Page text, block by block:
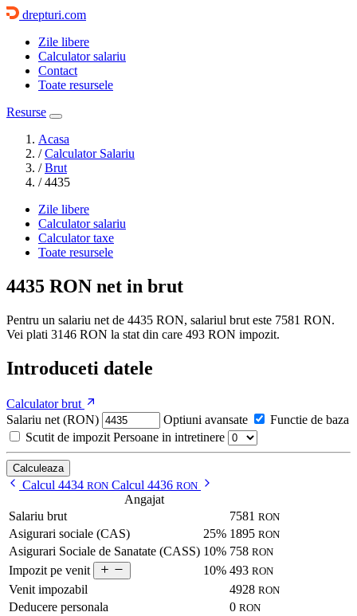
drepturi.com
Zile libere
Calculator salariu
Contact
Toate resursele
Resurse
Acasa
/ Calculator Salariu
/ Brut
/ 4435
Zile libere
Calculator salariu
Calculator taxe
Toate resursele
4435 RON net in brut
Pentru un salariu net de 4435 RON, salariul brut este 7581 RON.
Vei plati 3146 RON la stat din care 493 RON impozit.
Introduceti datele
Calculator brut
Salariu net (RON)
Optiuni avansate
Functie de baza
Scutit de impozit Persoane in intretinere
Calculeaza
Calcul 4434 RON Calcul 4436 RON
Angajat
Salariu brut
7581 RON
Asigurari sociale (CAS) 25% 1895 RON
Asigurari Sociale de Sanatate (CASS) 10% 758 RON
Impozit pe venit 10% 493 RON
Venit impozabil 4928 RON
Deducere personala 0 RON